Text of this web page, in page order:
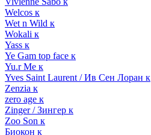
Welcos к
Wet n Wild к
Wokali к
Yass к
Ye Gam top face к
Yu.r Me к
Yves Saint Laurent / Ив Сен Лоран к
Zenzia к
zero age к
Zinger / Зингер к
Zoo Son к
Биокон к